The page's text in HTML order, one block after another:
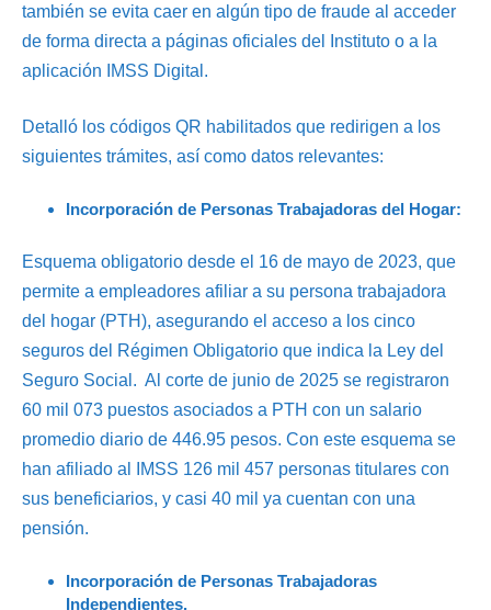
también se evita caer en algún tipo de fraude al acceder
de forma directa a páginas oficiales del Instituto o a la
aplicación IMSS Digital.
Detalló los códigos QR habilitados que redirigen a los
siguientes trámites, así como datos relevantes:
Incorporación de Personas Trabajadoras del Hogar:
Esquema obligatorio desde el 16 de mayo de 2023, que
permite a empleadores afiliar a su persona trabajadora
del hogar (PTH), asegurando el acceso a los cinco
seguros del Régimen Obligatorio que indica la Ley del
Seguro Social. Al corte de junio de 2025 se registraron
60 mil 073 puestos asociados a PTH con un salario
promedio diario de 446.95 pesos. Con este esquema se
han afiliado al IMSS 126 mil 457 personas titulares con
sus beneficiarios, y casi 40 mil ya cuentan con una
pensión.
Incorporación de Personas Trabajadoras
Independientes.